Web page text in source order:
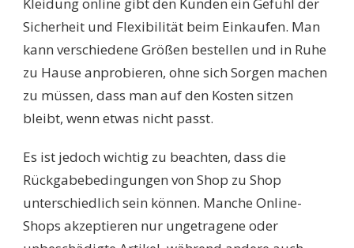
Kleidung online gibt den Kunden ein Gefühl der
Sicherheit und Flexibilität beim Einkaufen. Man
kann verschiedene Größen bestellen und in Ruhe
zu Hause anprobieren, ohne sich Sorgen machen
zu müssen, dass man auf den Kosten sitzen
bleibt, wenn etwas nicht passt.
Es ist jedoch wichtig zu beachten, dass die
Rückgabebedingungen von Shop zu Shop
unterschiedlich sein können. Manche Online-
Shops akzeptieren nur ungetragene oder